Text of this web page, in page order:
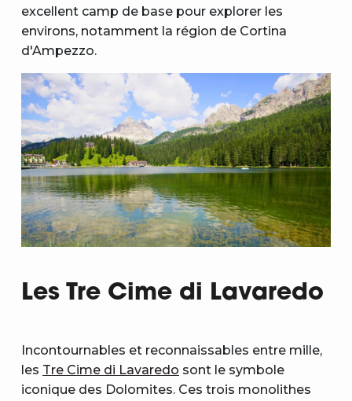
excellent camp de base pour explorer les
environs, notamment la région de Cortina
d'Ampezzo.
Les Tre Cime di Lavaredo
Incontournables et reconnaissables entre mille,
les Tre Cime di Lavaredo sont le symbole
iconique des Dolomites. Ces trois monolithes